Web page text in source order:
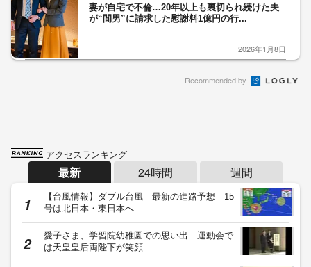
妻が自宅で不倫…20年以上も裏切られ続けた夫
が“間男”に請求した慰謝料1億円の行...
2026年1月8日
Recommended by
アクセスランキング
最新 24時間 週間
【台風情報】ダブル台風 最新の進路予想 15
号は北日本・東日本へ …
愛子さま、学習院幼稚園での思い出 運動会で
は天皇皇后両陛下が笑顔…